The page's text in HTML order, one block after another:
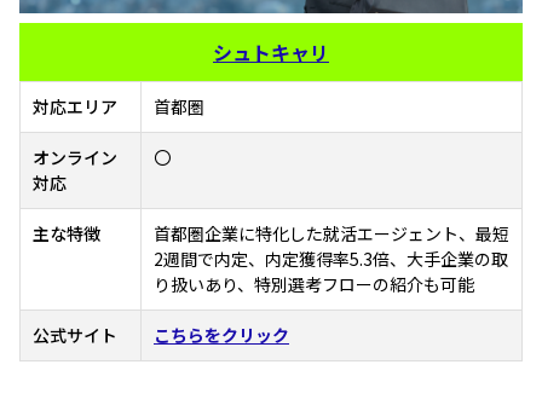
シュトキャリ
対応エリア 首都圏
オンライン
対応
〇
主な特徴
首都圏企業に特化した就活エージェント、最短
2週間で内定、内定獲得率5.3倍、大手企業の取
り扱いあり、特別選考フローの紹介も可能
公式サイト こちらをクリック